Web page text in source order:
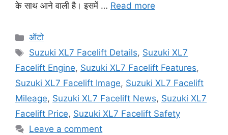
के साथ आने वाली है। इसमें … Read more
Categories
ऑटो
Tags
Suzuki XL7 Facelift Details, Suzuki XL7
Facelift Engine, Suzuki XL7 Facelift Features,
Suzuki XL7 Facelift Image, Suzuki XL7 Facelift
Mileage, Suzuki XL7 Facelift News, Suzuki XL7
Facelift Price, Suzuki XL7 Facelift Safety
Leave a comment